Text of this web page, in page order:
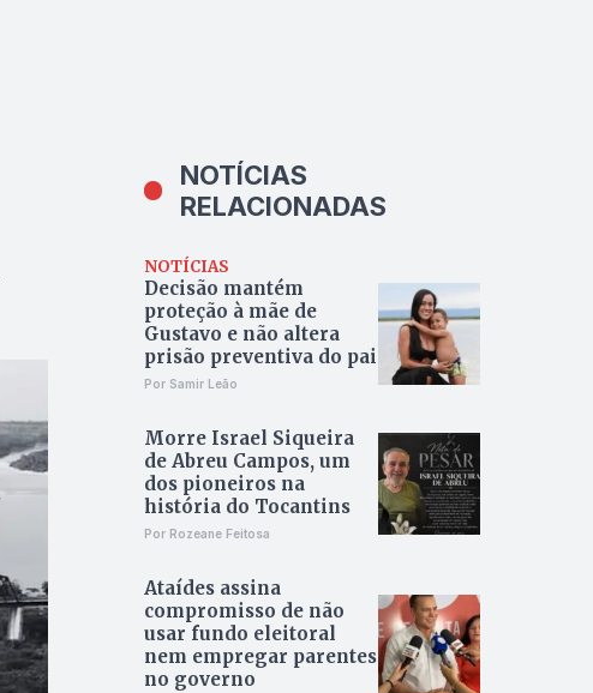
NOTÍCIAS
RELACIONADAS
NOTÍCIAS
Decisão mantém
proteção à mãe de
Gustavo e não altera
prisão preventiva do pai
Por Samir Leão
Morre Israel Siqueira
de Abreu Campos, um
dos pioneiros na
história do Tocantins
Por Rozeane Feitosa
Ataídes assina
compromisso de não
usar fundo eleitoral
nem empregar parentes
no governo